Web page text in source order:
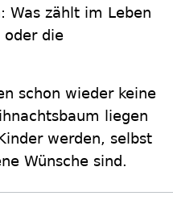
Was zählt im Leben
oder die
schon wieder keine
liegen
werden, selbst
Wünsche sind.